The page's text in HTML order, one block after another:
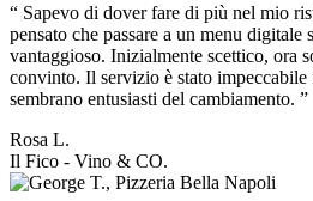
“ Sapevo di dover fare di più nel mio
pensato che passare a un menu digitale
vantaggioso. Inizialmente scettico, ora
convinto. Il servizio è stato
sembrano entusiasti del cambiamento. ”
Rosa L.
Il Fico - Vino & CO.